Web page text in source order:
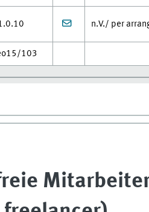
n.V./ per
103